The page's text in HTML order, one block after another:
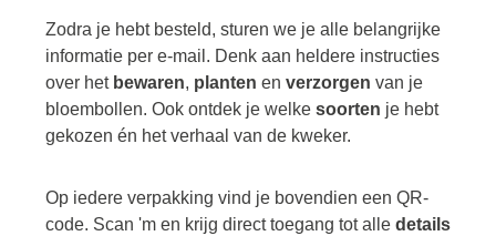
Zodra je hebt besteld, sturen we je alle belangrijke
informatie per e-mail. Denk aan heldere instructies
over het bewaren, planten en verzorgen van je
bloembollen. Ook ontdek je welke soorten je hebt
gekozen én het verhaal van de kweker.
Op iedere verpakking vind je bovendien een QR-
code. Scan 'm en krijg direct toegang tot alle details